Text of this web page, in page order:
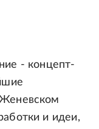
- концепт-
и идеи,